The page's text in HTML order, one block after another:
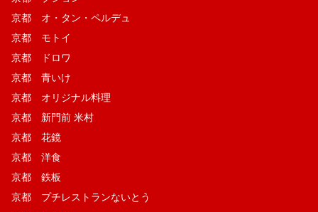
京都 オ・タン・ペルデュ
京都 モトイ
京都 ドロワ
京都 青いけ
京都 オリジナル料理
京都 新門前 米村
京都 花鏡
京都 洋食
京都 鉄板
京都 プチレストランないとう